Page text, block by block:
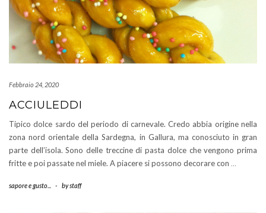
Febbraio 24, 2020
ACCIULEDDI
Tipico dolce sardo del periodo di carnevale. Credo abbia origine nella
zona nord orientale della Sardegna, in Gallura, ma conosciuto in gran
parte dell’isola. Sono delle treccine di pasta dolce che vengono prima
fritte e poi passate nel miele. A piacere si possono decorare con …
sapore e gusto... - bystaff